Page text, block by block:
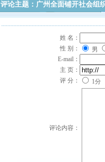
评论主题：广州全面铺开社会组
姓 名：
性 别：
男
E-mail：
主 页：
评 分：
1分
评论内容：